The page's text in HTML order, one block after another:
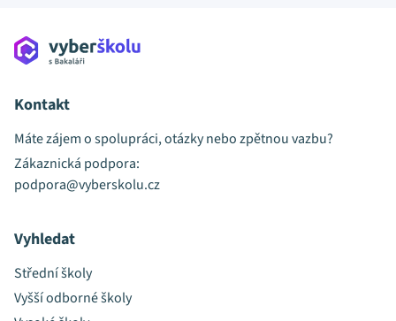
Kontakt
Máte zájem o spolupráci, otázky nebo zpětnou vazbu?
Zákaznická podpora:
podpora@vyberskolu.cz
Vyhledat
Střední školy
Vyšší odborné školy